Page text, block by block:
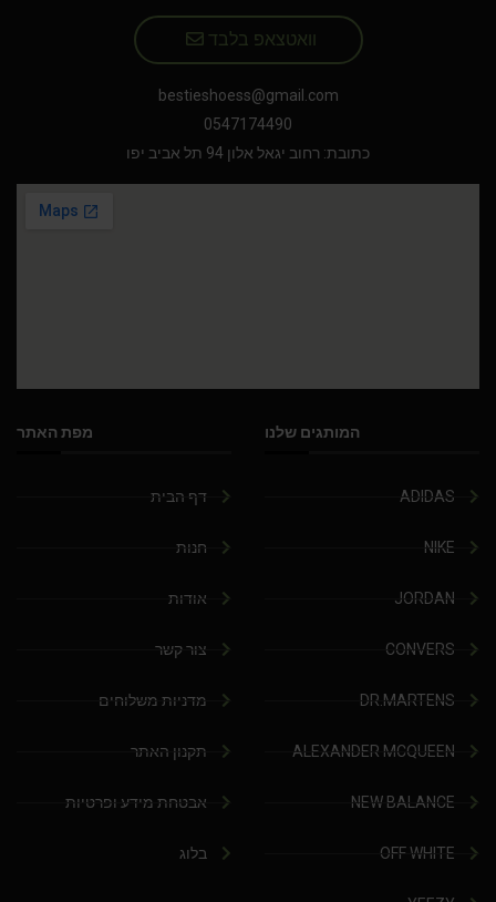
וואטצאפ בלבד
bestieshoess@gmail.com
0547174490
כתובת: רחוב יגאל אלון 94 תל אביב יפו
המותגים שלנו
ADIDAS
NIKE
JORDAN
CONVERS
DR.MARTENS
ALEXANDER MCQUEEN
NEW BALANCE
OFF WHITE
מפת האתר
דף הבית
חנות
אודות
צור קשר
מדניות משלוחים
תקנון האתר
אבטחת מידע ופרטיות
בלוג